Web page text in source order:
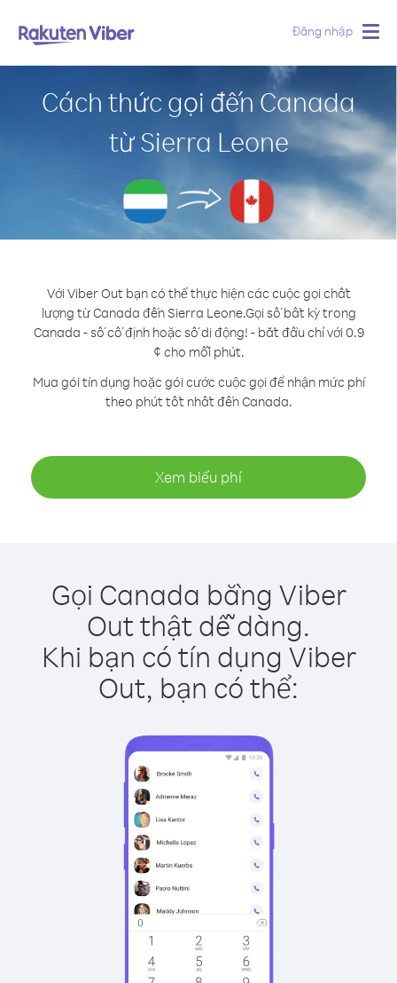
Đăng nhập
Cách thức gọi đến Canada
từ Sierra Leone
Với Viber Out bạn có thể thực hiện các cuộc gọi chất
lượng từ Canada đến Sierra Leone.Gọi số bất kỳ trong
Canada - số cố định hoặc số di động! - bắt đầu chỉ với 0.9
¢ cho mỗi phút.
Mua gói tín dụng hoặc gói cước cuộc gọi để nhận mức phí
theo phút tốt nhất đến Canada.
Xem biểu phí
Gọi Canada bằng Viber
Out thật dễ dàng.
Khi bạn có tín dụng Viber
Out, bạn có thể: